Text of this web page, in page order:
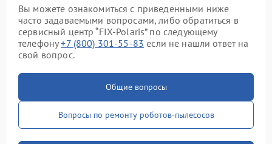
Вы можете ознакомиться с приведенными ниже
часто задаваемыми вопросами, либо обратиться в
сервисный центр “FIX-Polaris” по следующему
телефону+7 (800) 301-55-83 если не нашли ответ на
свой вопрос.
Общие вопросы
Вопросы по ремонту роботов-пылесосов